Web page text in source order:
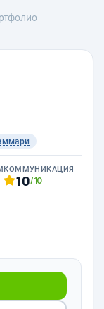
КОММУНИКАЦИЯ
10/10